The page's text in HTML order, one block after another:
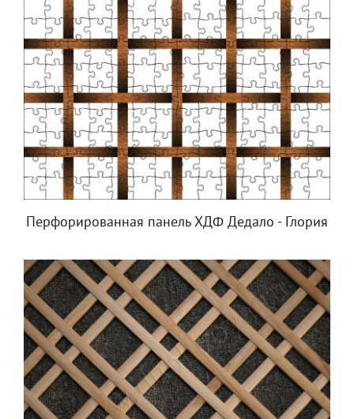
Перфорированная панель ХДФ Дедало - Глория